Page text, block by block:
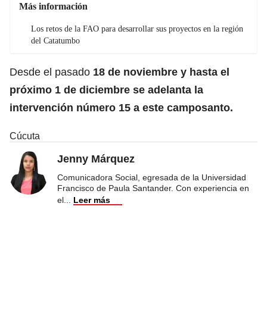
Más información
Los retos de la FAO para desarrollar sus proyectos en la región
del Catatumbo
Desde el pasado 18 de noviembre y hasta el
próximo 1 de diciembre se adelanta la
intervención número 15 a este camposanto.
Cúcuta
Jenny Márquez
Comunicadora Social, egresada de la Universidad
Francisco de Paula Santander. Con experiencia en
el
Leer más